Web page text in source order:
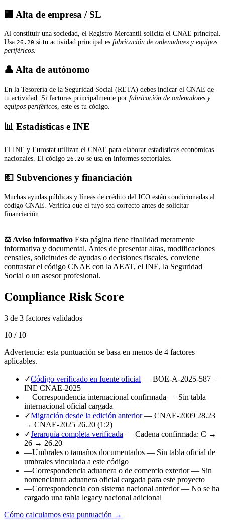
🏢 Alta de empresa / SL
Al constituir una sociedad, el Registro Mercantil solicita el CNAE principal.
Usa 26.20 si tu actividad principal es fabricación de ordenadores y equipos
periféricos.
👤 Alta de autónomo
En la Tesorería de la Seguridad Social (RETA) debes indicar el CNAE de
tu actividad. Si facturas principalmente por fabricación de ordenadores y
equipos periféricos , este es tu código.
📊 Estadísticas e INE
El INE y Eurostat utilizan el CNAE para elaborar estadísticas económicas
nacionales. El código 26.20 se usa en informes sectoriales.
💶 Subvenciones y financiación
Muchas ayudas públicas y líneas de crédito del ICO están condicionadas al
código CNAE. Verifica que el tuyo sea correcto antes de solicitar
financiación.
⚖️ Aviso informativo Esta página tiene finalidad meramente
informativa y documental. Antes de presentar altas, modificaciones
censales, solicitudes de ayudas o decisiones fiscales, conviene
contrastar el código CNAE con la AEAT, el INE, la Seguridad
Social o un asesor profesional.
Compliance Risk Score
3 de 3 factores validados
10 / 10
Advertencia: esta puntuación se basa en menos de 4 factores
aplicables.
✓Código verificado en fuente oficial — BOE-A-2025-587 +
INE CNAE-2025
—Correspondencia internacional confirmada — Sin tabla
internacional oficial cargada
✓Migración desde la edición anterior — CNAE-2009 28.23
→ CNAE-2025 26.20 (1:2)
✓Jerarquía completa verificada — Cadena confirmada: C →
26 → 26.20
—Umbrales o tamaños documentados — Sin tabla oficial de
umbrales vinculada a este código
—Correspondencia aduanera o de comercio exterior— Sin
nomenclatura aduanera oficial cargada para este proyecto
—Correspondencia con sistema nacional anterior— No se ha
cargado una tabla legacy nacional adicional
Cómo calculamos esta puntuación →